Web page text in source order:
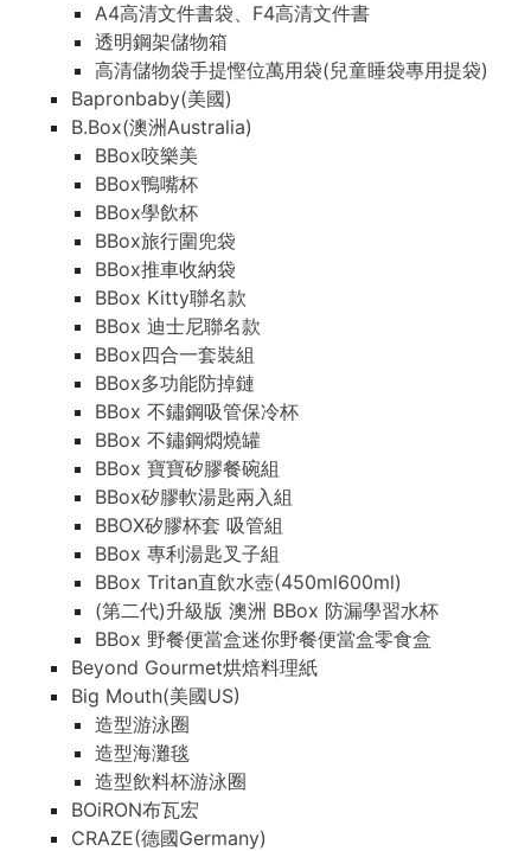
A4高清文件書袋、F4高清文件書
透明鋼架儲物箱
高清儲物袋手提慳位萬用袋(兒童睡袋專用提袋)
Bapronbaby(美國)
B.Box(澳洲Australia)
BBox咬樂美
BBox鴨嘴杯
BBox學飲杯
BBox旅行圍兜袋
BBox推車收納袋
BBox Kitty聯名款
BBox 迪士尼聯名款
BBox四合一套裝組
BBox多功能防掉鏈
BBox 不鏽鋼吸管保冷杯
BBox 不鏽鋼燜燒罐
BBox 寶寶矽膠餐碗組
BBox矽膠軟湯匙兩入組
BBOX矽膠杯套 吸管組
BBox 專利湯匙叉子組
BBox Tritan直飲水壺(450ml600ml)
(第二代)升級版 澳洲 BBox 防漏學習水杯
BBox 野餐便當盒迷你野餐便當盒零食盒
Beyond Gourmet烘焙料理紙
Big Mouth(美國US)
造型游泳圈
造型海灘毯
造型飲料杯游泳圈
BOiRON布瓦宏
CRAZE(德國Germany)